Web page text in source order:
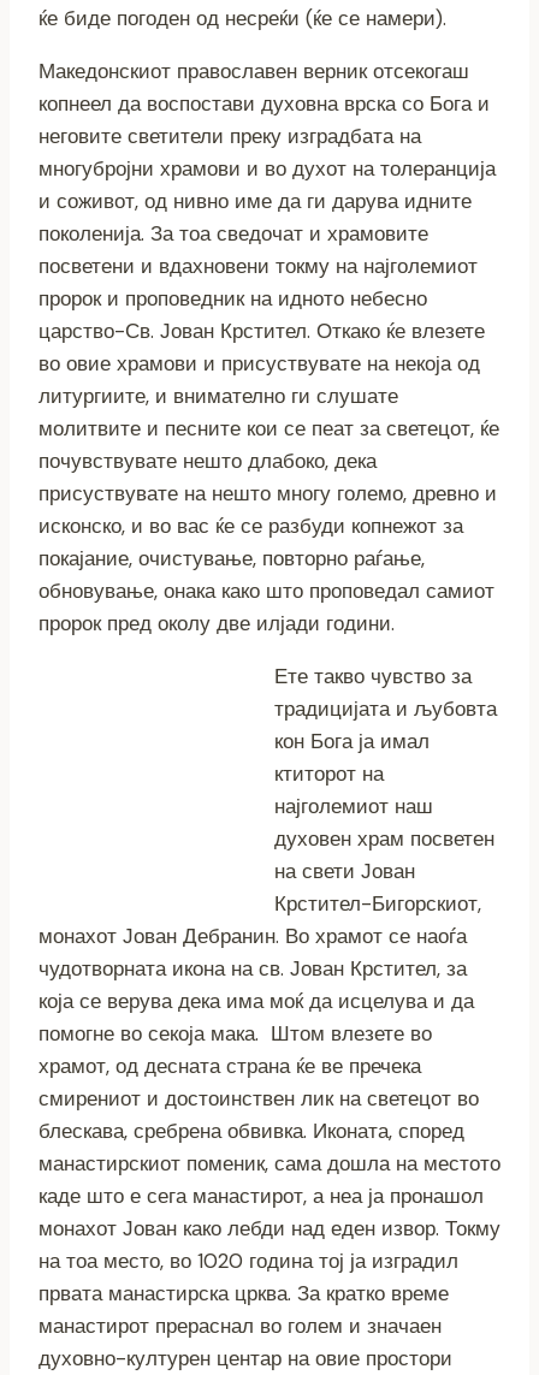
ќе биде погоден од несреќи (ќе се намери).
Македонскиот православен верник отсекогаш
копнеел да воспостави духовна врска со Бога и
неговите светители преку изградбата на
многубројни храмови и во духот на толеранција
и соживот, од нивно име да ги дарува идните
поколенија. За тоа сведочат и храмовите
посветени и вдахновени токму на најголемиот
пророк и проповедник на идното небесно
царство-Св. Јован Крстител. Откако ќе влезете
во овие храмови и присуствувате на некоја од
литургиите, и внимателно ги слушате
молитвите и песните кои се пеат за светецот, ќе
почувствувате нешто длабоко, дека
присуствувате на нешто многу големо, древно и
исконско, и во вас ќе се разбуди копнежот за
покајание, очистување, повторно раѓање,
обновување, онака како што проповедал самиот
пророк пред околу две илјади години.
Ете такво чувство за
традицијата и љубовта
кон Бога ја имал
ктиторот на
најголемиот наш
духовен храм посветен
на свети Јован
Крстител-Бигорскиот,
монахот Јован Дебранин. Во храмот се наоѓа
чудотворната икона на св. Јован Крстител, за
која се верува дека има моќ да исцелува и да
помогне во секоја мака. Штом влезете во
храмот, од десната страна ќе ве пречека
смирениот и достоинствен лик на светецот во
блескава, сребрена обвивка. Иконата, според
манастирскиот поменик, сама дошла на местото
каде што е сега манастирот, а неа ја пронашол
монахот Јован како лебди над еден извор. Токму
на тоа место, во 1020 година тој ја изградил
првата манастирска црква. За кратко време
манастирот прераснал во голем и значаен
духовно-културен центар на овие простори